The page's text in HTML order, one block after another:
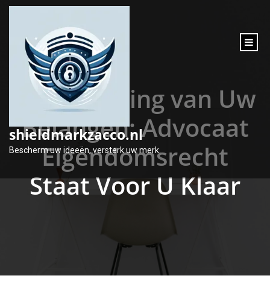
inhoud
shieldmarkzacco.nl
Bescherm uw ideeën, versterk uw merk.
Bescherming van Uw
Belangen: Advocaat
Eigendomsrecht
Staat Voor U Klaar